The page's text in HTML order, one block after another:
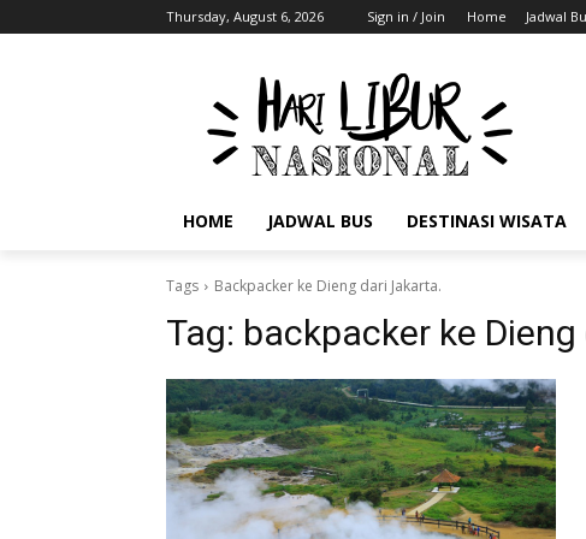
Thursday, August 6, 2026 Sign in / Join Home Jadwal
HOME JADWAL BUS DESTINASI WISATA
Tags Backpacker ke Dieng dari Jakarta.
Tag: backpacker ke